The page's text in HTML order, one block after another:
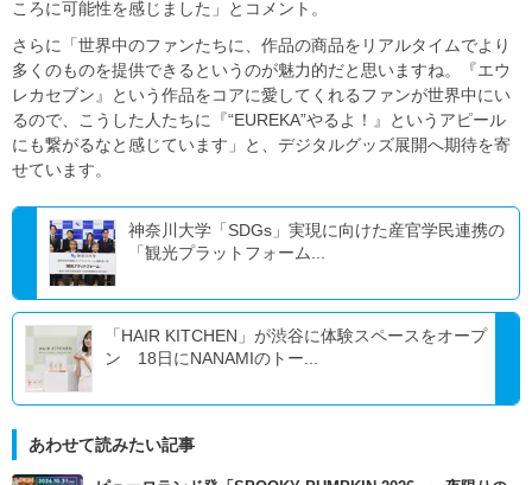
ころに可能性を感じました」とコメント。
さらに「世界中のファンたちに、作品の商品をリアルタイムでより
多くのものを提供できるというのが魅力的だと思いますね。『エウ
レカセブン』という作品をコアに愛してくれるファンが世界中にい
るので、こうした人たちに『“EUREKA”やるよ！』というアピール
にも繋がるなと感じています」と、デジタルグッズ展開へ期待を寄
せています。
神奈川大学「SDGs」実現に向けた産官学民連携の
「観光プラットフォーム...
「HAIR KITCHEN」が渋谷に体験スペースをオープ
ン 18日にNANAMIのトー...
あわせて読みたい記事